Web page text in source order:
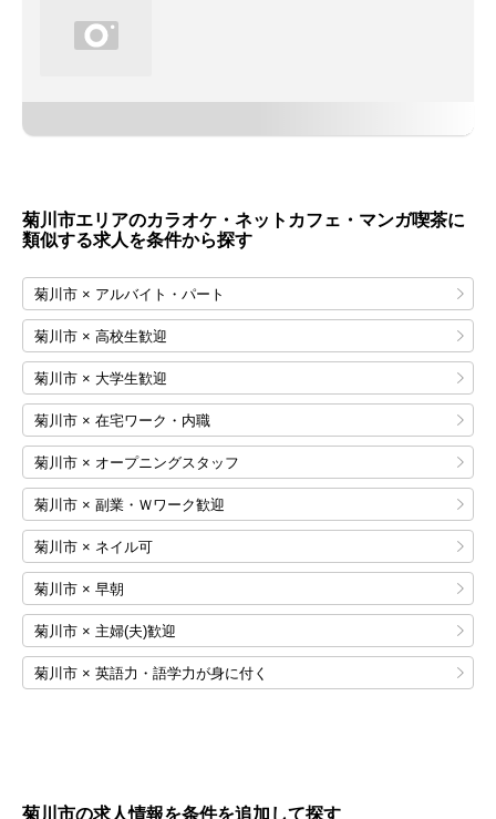
菊川市エリアのカラオケ・ネットカフェ・マンガ喫茶に
類似する求人を条件から探す
菊川市 × アルバイト・パート
菊川市 × 高校生歓迎
菊川市 × 大学生歓迎
菊川市 × 在宅ワーク・内職
菊川市 × オープニングスタッフ
菊川市 × 副業・Ｗワーク歓迎
菊川市 × ネイル可
菊川市 × 早朝
菊川市 × 主婦(夫)歓迎
菊川市 × 英語力・語学力が身に付く
菊川市の求人情報を条件を追加して探す